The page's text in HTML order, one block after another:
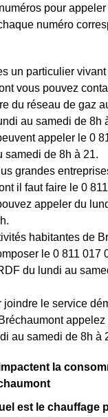
pour
numéro
un particulier vivant
vous pouvez
du réseau de gaz
au samedi de 8h
appeler le 0
samedi de 8h à 21.
grandes
il faut faire le 0
appeler du
habitantes de
le 0 811 017
du lundi au
joindre le service
au samedi de 8h à
la
est le chauffage